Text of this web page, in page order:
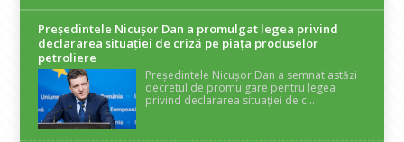
Președintele Nicuşor Dan a promulgat legea privind
declararea situaţiei de criză pe piaţa produselor
petroliere
Președintele Nicușor Dan a semnat astăzi
decretul de promulgare pentru legea
privind declararea situației de c...